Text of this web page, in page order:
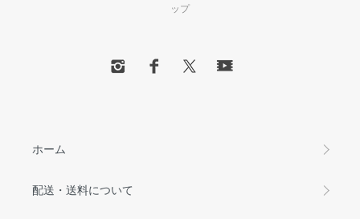
ップ
ホーム
配送・送料について